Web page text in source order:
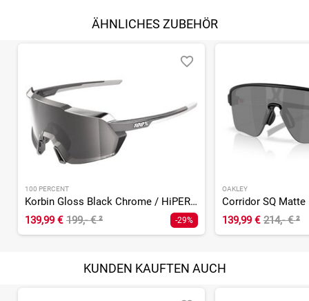
ÄHNLICHES ZUBEHÖR
100 PERCENT
Korbin Gloss Black Chrome / HiPER Mirror Lens
139,99 € 199,- €² -29%
OAKLEY
139,99 € 214,- €²
KUNDEN KAUFTEN AUCH